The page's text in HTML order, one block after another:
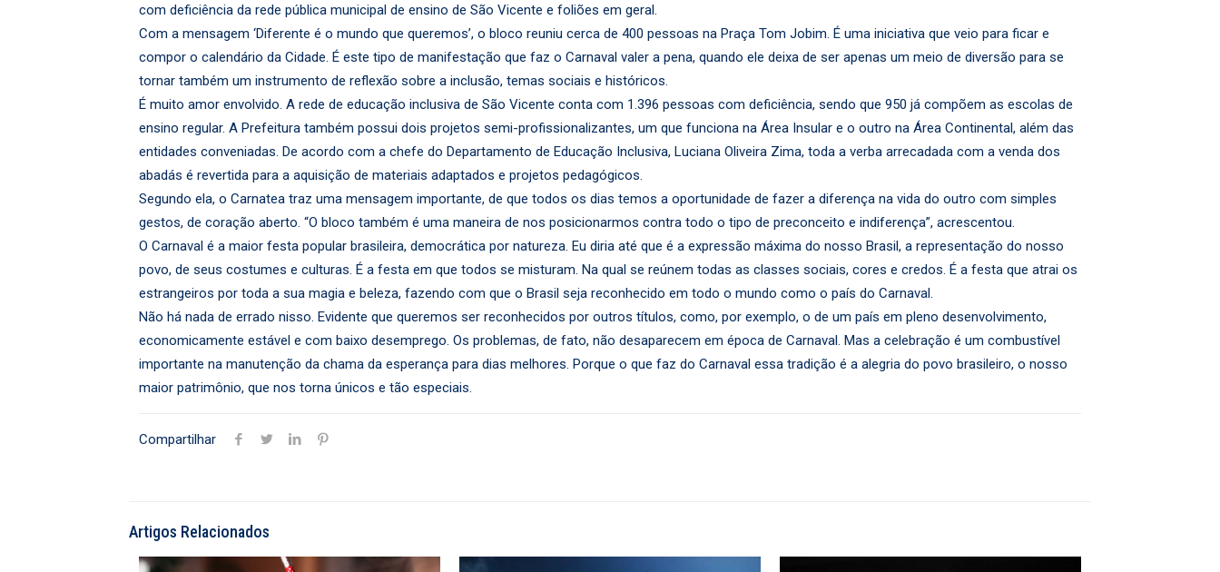
com deficiência da rede pública municipal de ensino de São Vicente e foliões em geral.
Com a mensagem ‘Diferente é o mundo que queremos’, o bloco reuniu cerca de 400 pessoas na Praça Tom Jobim. É uma iniciativa que veio para ficar e
compor o calendário da Cidade. É este tipo de manifestação que faz o Carnaval valer a pena, quando ele deixa de ser apenas um meio de diversão para se
tornar também um instrumento de reflexão sobre a inclusão, temas sociais e históricos.
É muito amor envolvido. A rede de educação inclusiva de São Vicente conta com 1.396 pessoas com deficiência, sendo que 950 já compõem as escolas de
ensino regular. A Prefeitura também possui dois projetos semi-profissionalizantes, um que funciona na Área Insular e o outro na Área Continental, além das
entidades conveniadas. De acordo com a chefe do Departamento de Educação Inclusiva, Luciana Oliveira Zima, toda a verba arrecadada com a venda dos
abadás é revertida para a aquisição de materiais adaptados e projetos pedagógicos.
Segundo ela, o Carnatea traz uma mensagem importante, de que todos os dias temos a oportunidade de fazer a diferença na vida do outro com simples
gestos, de coração aberto. “O bloco também é uma maneira de nos posicionarmos contra todo o tipo de preconceito e indiferença”, acrescentou.
O Carnaval é a maior festa popular brasileira, democrática por natureza. Eu diria até que é a expressão máxima do nosso Brasil, a representação do nosso
povo, de seus costumes e culturas. É a festa em que todos se misturam. Na qual se reúnem todas as classes sociais, cores e credos. É a festa que atrai os
estrangeiros por toda a sua magia e beleza, fazendo com que o Brasil seja reconhecido em todo o mundo como o país do Carnaval.
Não há nada de errado nisso. Evidente que queremos ser reconhecidos por outros títulos, como, por exemplo, o de um país em pleno desenvolvimento,
economicamente estável e com baixo desemprego. Os problemas, de fato, não desaparecem em época de Carnaval. Mas a celebração é um combustível
importante na manutenção da chama da esperança para dias melhores. Porque o que faz do Carnaval essa tradição é a alegria do povo brasileiro, o nosso
maior patrimônio, que nos torna únicos e tão especiais.
Compartilhar
Artigos Relacionados